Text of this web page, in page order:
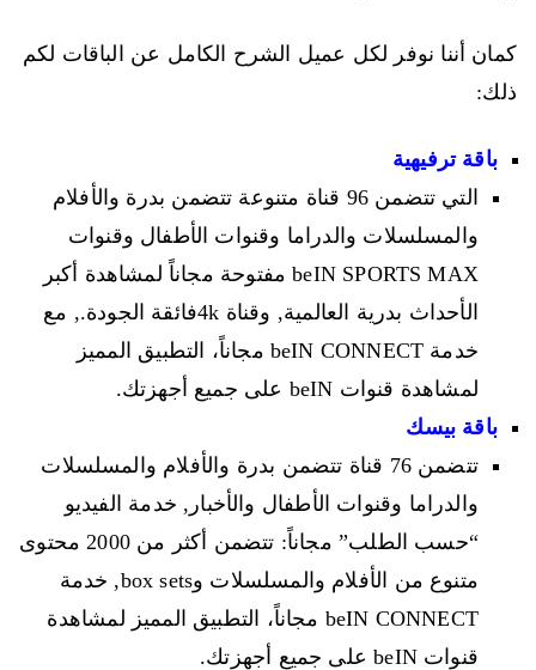
كمان أننا نوفر لكل عميل الشرح الكامل عن الباقات لكم
ذلك:
باقة ترفيهية
التي تتضمن 96 قناة متنوعة تتضمن بدرة والأفلام
والمسلسلات والدراما وقنوات الأطفال وقنوات
beIN SPORTS MAX مفتوحة مجاناً لمشاهدة أكبر
الأحداث بدرية العالمية, وقناة 4kفائقة الجودة., مع
خدمة beIN CONNECT مجاناً، التطبيق المميز
لمشاهدة قنوات beIN على جميع أجهزتك.
باقة بيسك
تتضمن 76 قناة تتضمن بدرة والأفلام والمسلسلات
والدراما وقنوات الأطفال والأخبار, خدمة الفيديو
“حسب الطلب” مجاناً: تتضمن أكثر من 2000 محتوى
متنوع من الأفلام والمسلسلات وbox sets, خدمة
beIN CONNECT مجاناً، التطبيق المميز لمشاهدة
قنوات beIN على جميع أجهزتك.